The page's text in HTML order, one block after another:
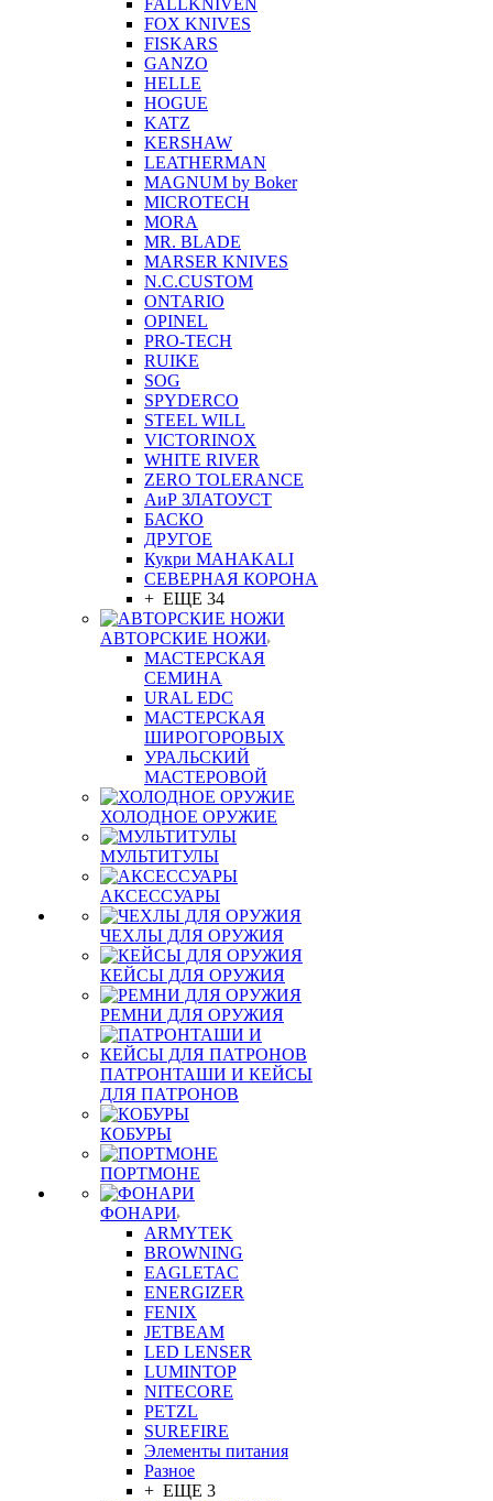
FALLKNIVEN
FOX KNIVES
FISKARS
GANZO
HELLE
HOGUE
KATZ
KERSHAW
LEATHERMAN
MAGNUM by Boker
MICROTECH
MORA
MR. BLADE
MARSER KNIVES
N.C.CUSTOM
ONTARIO
OPINEL
PRO-TECH
RUIKE
SOG
SPYDERCO
STEEL WILL
VICTORINOX
WHITE RIVER
ZERO TOLERANCE
АиР ЗЛАТОУСТ
БАСКО
ДРУГОЕ
Кукри MAHAKALI
СЕВЕРНАЯ КОРОНА
+ ЕЩЕ 34
АВТОРСКИЕ НОЖИ
МАСТЕРСКАЯ
СЕМИНА
URAL EDC
МАСТЕРСКАЯ
ШИРОГОРОВЫХ
УРАЛЬСКИЙ
МАСТЕРОВОЙ
ХОЛОДНОЕ ОРУЖИЕ
МУЛЬТИТУЛЫ
АКСЕССУАРЫ
ЧЕХЛЫ ДЛЯ ОРУЖИЯ
КЕЙСЫ ДЛЯ ОРУЖИЯ
РЕМНИ ДЛЯ ОРУЖИЯ
ПАТРОНТАШИ И КЕЙСЫ
ДЛЯ ПАТРОНОВ
КОБУРЫ
ПОРТМОНЕ
ФОНАРИ
ARMYTEK
BROWNING
EAGLETAC
ENERGIZER
FENIX
JETBEAM
LED LENSER
LUMINTOP
NITECORE
PETZL
SUREFIRE
Элементы питания
Разное
+ ЕЩЕ 3